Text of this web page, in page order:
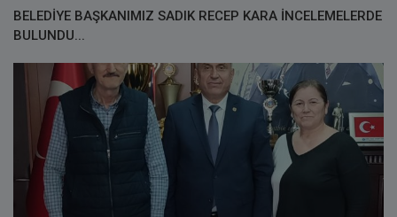
BELEDİYE BAŞKANIMIZ SADIK RECEP KARA İNCELEMELERDE
BULUNDU...